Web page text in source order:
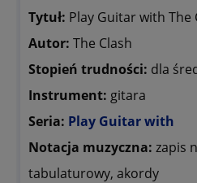
Tytuł: Play Guitar with The
Autor: The Clash
Stopień trudności: dla
Instrument: gitara
Seria: Play Guitar with
Notacja muzyczna: zapis
tabulaturowy, akordy